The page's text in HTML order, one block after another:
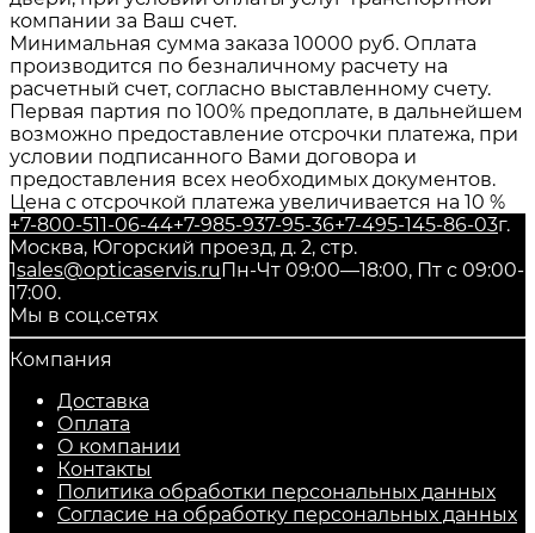
компании за Ваш счет.
Минимальная сумма заказа 10000 руб. Оплата
производится по безналичному расчету на
расчетный счет, согласно выставленному счету.
Первая партия по 100% предоплате, в дальнейшем
возможно предоставление отсрочки платежа, при
условии подписанного Вами договора и
предоставления всех необходимых документов.
Цена с отсрочкой платежа увеличивается на 10 %
+7-800-511-06-44+7-985-937-95-36+7-495-145-86-03г.
Москва, Югорский проезд, д. 2, стр.
1sales@opticaservis.ruПн-Чт 09:00—18:00, Пт с 09:00-
17:00.
Мы в соц.сетях
Компания
Доставка
Оплата
О компании
Контакты
Политика обработки персональных данных
Согласие на обработку персональных данных